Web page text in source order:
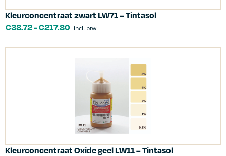
Kleurconcentraat zwart LW71 – Tintasol
€38.72-€217.80 incl. btw
Kleurconcentraat Oxide geel LW11 – Tintasol